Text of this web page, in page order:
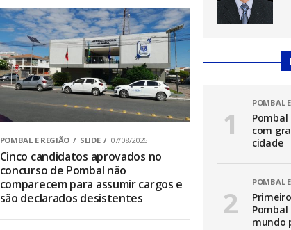
POMBAL E REGIÃO SLIDE 07/08/2026
Cinco candidatos aprovados no
concurso de Pombal não
comparecem para assumir cargos e
são declarados desistentes
POMBAL
Pombal
com
cidade
POMBAL
Pombal
mundo